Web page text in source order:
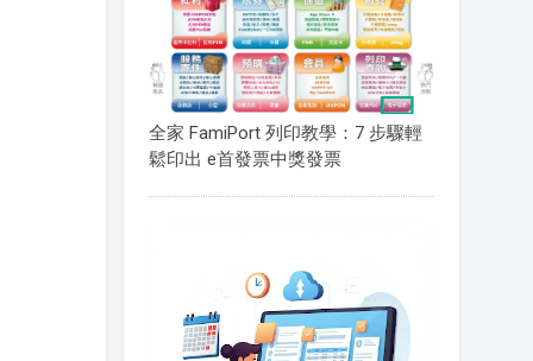
全家 FamiPort 列印教學：7 步驟輕
鬆印出 e首發票中獎發票